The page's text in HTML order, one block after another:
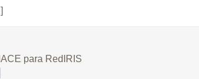
para RedIRIS